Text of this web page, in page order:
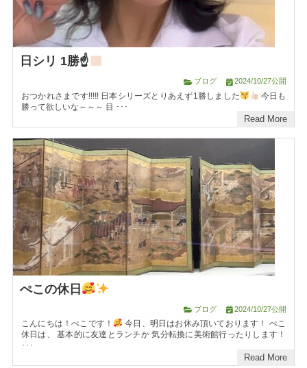
日シリ 1勝☝
ブログ 2024/10/27公開
おつかれさまです!!!!! 日本シリーズとりあえず1勝しました
今日も
勝って欲しいな～～～ 目 ･･･
Read More
ぺこの休日
ブログ 2024/10/27公開
こんにちは！ぺこです！
今日、明日はお休み頂いております！ ぺこ
休日は、 基本的に友達とランチか 気分転換に美術館行ったりします！
･･･
Read More